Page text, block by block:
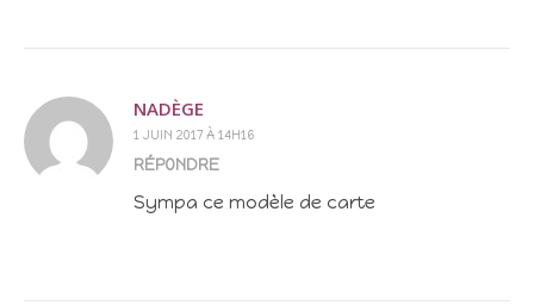
NADÈGE
1 JUIN 2017 À 14H16
RÉPONDRE
Sympa ce modèle de carte